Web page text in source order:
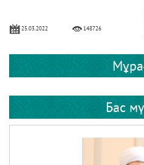
25.03.2022 148726
ЕРЕЖЕП ​​– БЕРЕКЕЛІ АЙ
24 СӘУІР – РАМАЗАН АЙЫНЫҢ
Бас